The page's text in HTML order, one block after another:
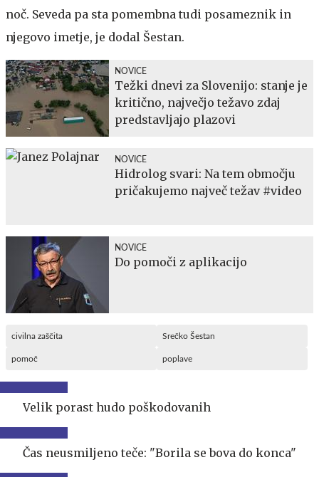
noč. Seveda pa sta pomembna tudi posameznik in
njegovo imetje, je dodal Šestan.
NOVICE
Težki dnevi za Slovenijo: stanje je
kritično, največjo težavo zdaj
predstavljajo plazovi
NOVICE
Hidrolog svari: Na tem območju
pričakujemo največ težav #video
NOVICE
Do pomoči z aplikacijo
civilna zaščita Srečko Šestan
pomoč poplave
Velik porast hudo poškodovanih
Čas neusmiljeno teče: "Borila se bova do konca"